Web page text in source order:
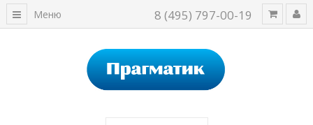
8 (495) 797-00-19
Меню